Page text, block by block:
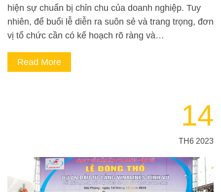
hiện sự chuẩn bị chỉn chu của doanh nghiệp. Tuy
nhiên, để buổi lễ diễn ra suôn sẻ và trang trọng, đơn
vị tổ chức cần có kế hoạch rõ ràng và…
Read More
14
TH6 2023